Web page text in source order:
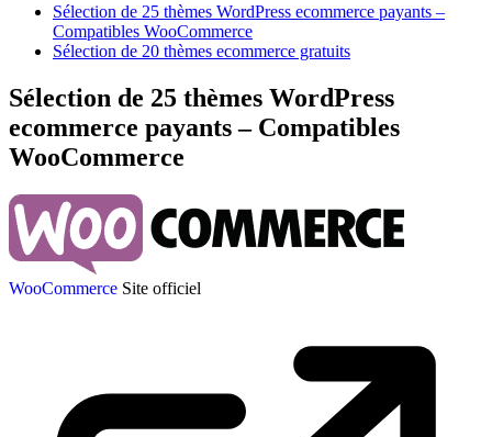
Sélection de 25 thèmes WordPress ecommerce payants –
Compatibles WooCommerce
Sélection de 20 thèmes ecommerce gratuits
Sélection de 25 thèmes WordPress
ecommerce payants – Compatibles
WooCommerce
WooCommerce Site officiel